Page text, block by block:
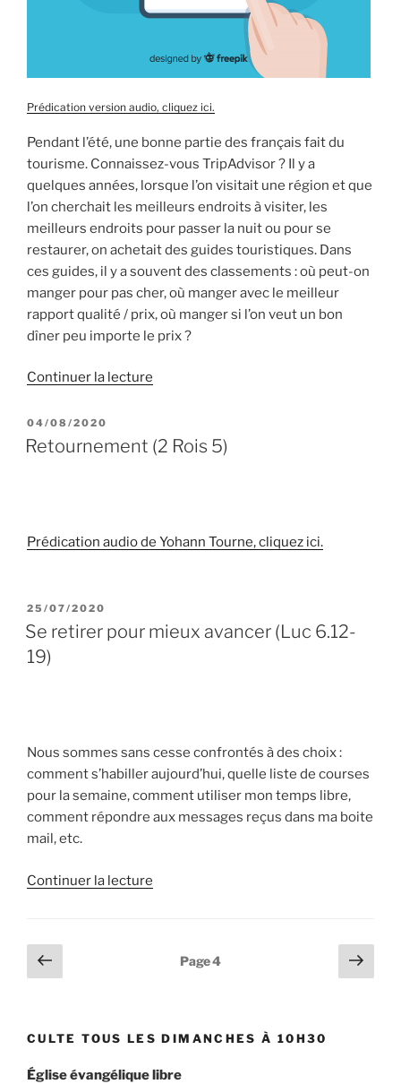
Prédication version audio, cliquez ici.
Pendant l’été, une bonne partie des français fait du
tourisme. Connaissez-vous TripAdvisor ? Il y a
quelques années, lorsque l’on visitait une région et que
l’on cherchait les meilleurs endroits à visiter, les
meilleurs endroits pour passer la nuit ou pour se
restaurer, on achetait des guides touristiques. Dans
ces guides, il y a souvent des classements : où peut-on
manger pour pas cher, où manger avec le meilleur
rapport qualité / prix, où manger si l’on veut un bon
dîner peu importe le prix ?
Continuer la lecture
!
PUBLIÉ
LE
04/08/2020
Retournement (2 Rois 5)
Prédication audio de Yohann Tourne, cliquez ici.
PUBLIÉ
LE
25/07/2020
Se retirer pour mieux avancer (Luc 6.12-
19)
Nous sommes sans cesse confrontés à des choix :
comment s’habiller aujourd’hui, quelle liste de courses
pour la semaine, comment utiliser mon temps libre,
comment répondre aux messages reçus dans ma boite
mail, etc.
Continuer la lecture
mieux
Pagination
des
Page
précédente
Page4
Page
CULTE TOUS LES DIMANCHES À 10H30
Église évangélique libre